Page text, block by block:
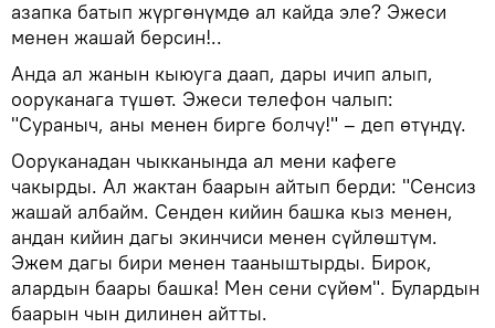
азапка батып жүргөнүмдө ал кайда эле? Эжеси
менен жашай берсин!..
Анда ал жанын кыюуга даап, дары ичип алып,
ооруканага түшөт. Эжеси телефон чалып:
"Сураныч, аны менен бирге болчу!" – деп өтүндү.
Ооруканадан чыкканында ал мени кафеге
чакырды. Ал жактан баарын айтып берди: "Сенсиз
жашай албайм. Сенден кийин башка кыз менен,
андан кийин дагы экинчиси менен сүйлөштүм.
Эжем дагы бири менен тааныштырды. Бирок,
алардын баары башка! Мен сени сүйөм". Булардын
баарын чын дилинен айтты.